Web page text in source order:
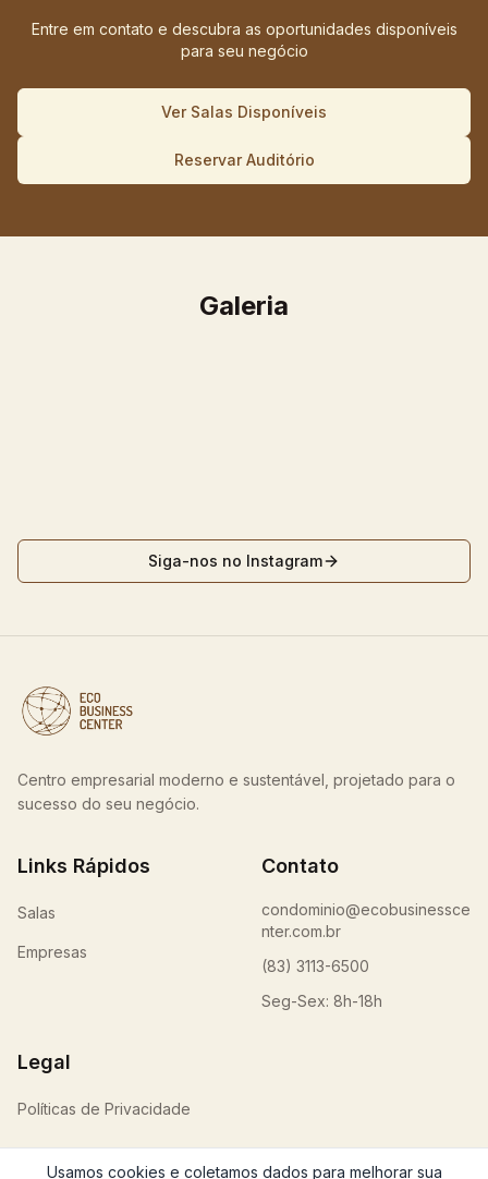
Entre em contato e descubra as oportunidades disponíveis
para seu negócio
Ver Salas Disponíveis
Reservar Auditório
Galeria
Siga-nos no Instagram
Centro empresarial moderno e sustentável, projetado para o
sucesso do seu negócio.
Links Rápidos
Salas
Empresas
Contato
condominio@ecobusinessce
nter.com.br
(83) 3113-6500
Seg-Sex: 8h-18h
Legal
Políticas de Privacidade
Usamos cookies e coletamos dados para melhorar sua